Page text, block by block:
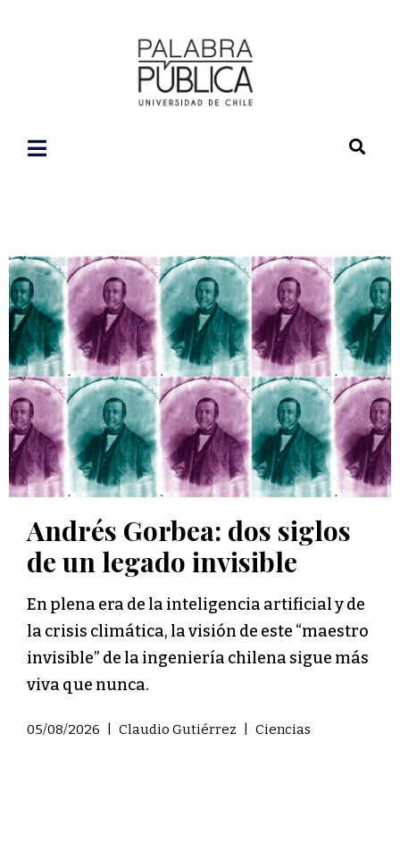
Andrés Gorbea: dos siglos
de un legado invisible
En plena era de la inteligencia artificial y de
la crisis climática, la visión de este “maestro
invisible” de la ingeniería chilena sigue más
viva que nunca.
05/08/2026 Claudio Gutiérrez Ciencias